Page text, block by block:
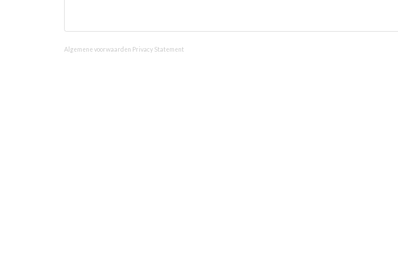
Algemene voorwaarden Privacy Statement